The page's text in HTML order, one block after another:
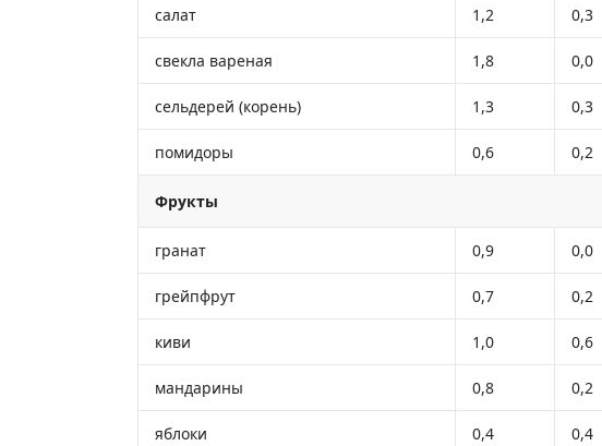
салат 1,2 0,3
свекла вареная 1,8 0,0
сельдерей (корень) 1,3 0,3
помидоры 0,6 0,2
Фрукты
гранат 0,9 0,0
грейпфрут 0,7 0,2
киви 1,0 0,6
мандарины 0,8 0,2
яблоки 0,4 0,4